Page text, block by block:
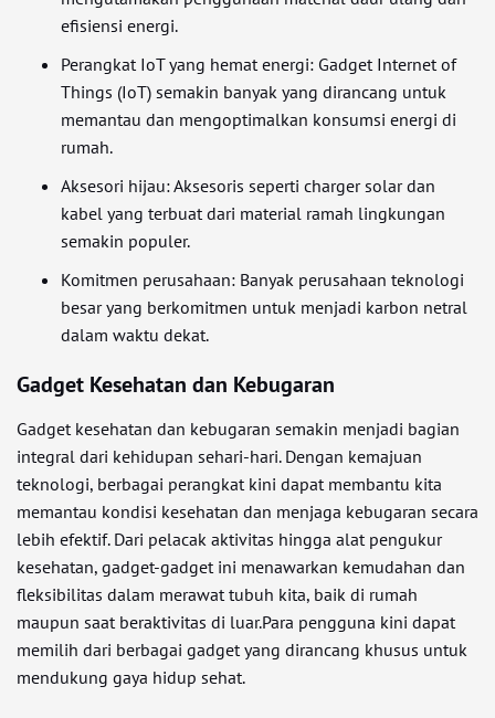
efisiensi energi.
Perangkat IoT yang hemat energi: Gadget Internet of
Things (IoT) semakin banyak yang dirancang untuk
memantau dan mengoptimalkan konsumsi energi di
rumah.
Aksesori hijau: Aksesoris seperti charger solar dan
kabel yang terbuat dari material ramah lingkungan
semakin populer.
Komitmen perusahaan: Banyak perusahaan teknologi
besar yang berkomitmen untuk menjadi karbon netral
dalam waktu dekat.
Gadget Kesehatan dan Kebugaran
Gadget kesehatan dan kebugaran semakin menjadi bagian
integral dari kehidupan sehari-hari. Dengan kemajuan
teknologi, berbagai perangkat kini dapat membantu kita
memantau kondisi kesehatan dan menjaga kebugaran secara
lebih efektif. Dari pelacak aktivitas hingga alat pengukur
kesehatan, gadget-gadget ini menawarkan kemudahan dan
fleksibilitas dalam merawat tubuh kita, baik di rumah
maupun saat beraktivitas di luar.Para pengguna kini dapat
memilih dari berbagai gadget yang dirancang khusus untuk
mendukung gaya hidup sehat.